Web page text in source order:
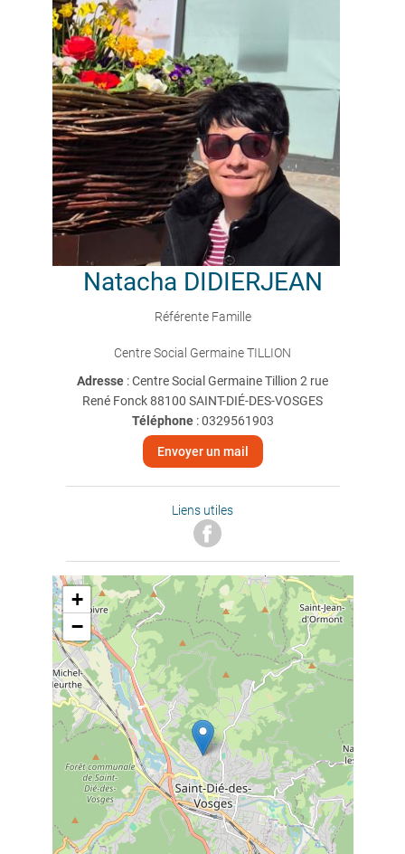
Natacha DIDIERJEAN
Référente Famille
Centre Social Germaine TILLION
Adresse : Centre Social Germaine Tillion 2 rue
René Fonck 88100 SAINT-DIÉ-DES-VOSGES
Téléphone:0329561903
Envoyer un mail
Liens utiles
+
−